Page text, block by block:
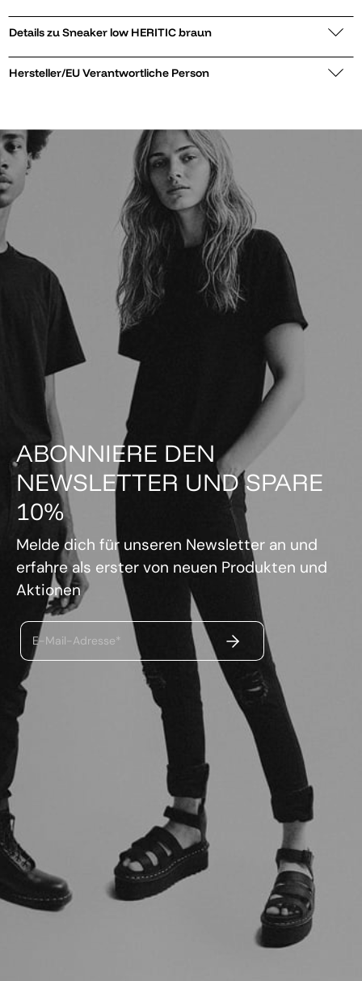
Details zu Sneaker low HERITIC braun
Hersteller/EU Verantwortliche Person
ABONNIERE DEN
NEWSLETTER UND SPARE
10%
Melde dich für unseren Newsletter an und
erfahre als erster von neuen Produkten und
Aktionen
E-Mail-Adresse* ABSENDEN